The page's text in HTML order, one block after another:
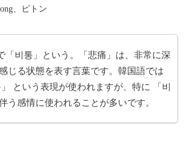
、ピトン
「비통」という。「悲痛」は、非常に深
じる状態を表す言葉です。韓国語では
」 という表現が使われますが、特に 「비
う感情に使われることが多いです。